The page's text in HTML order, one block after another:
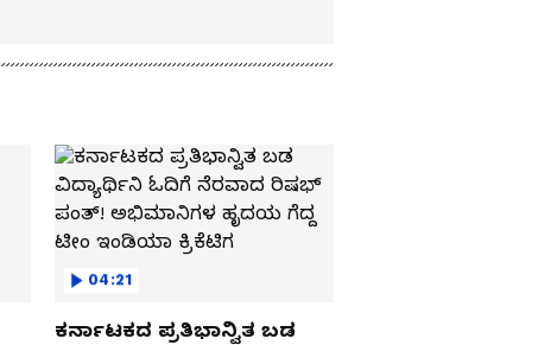
04:21
ಕರ್ನಾಟಕದ ಪ್ರತಿಭಾನ್ವಿತ ಬಡ